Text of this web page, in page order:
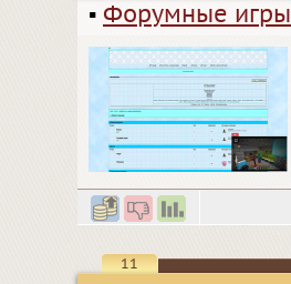
▪ Форумные игры
11